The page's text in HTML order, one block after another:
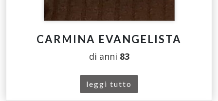
CARMINA EVANGELISTA
di anni 83
leggi tutto